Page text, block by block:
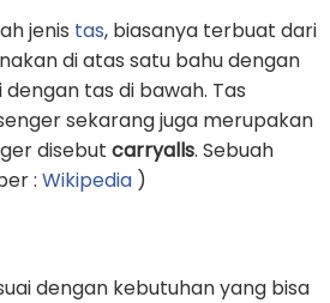
jenis tas, biasanya terbuat dari
di atas satu bahu dengan
tas di bawah. Tas
sekarang juga merupakan
disebut carryalls. Sebuah
: Wikipedia )
dengan kebutuhan yang bisa